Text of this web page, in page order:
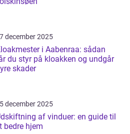
december 2025
i Aabenraa: sådan
du styr på kloakken og undgår
skader
december 2025
af vinduer: en guide til
bedre hjem